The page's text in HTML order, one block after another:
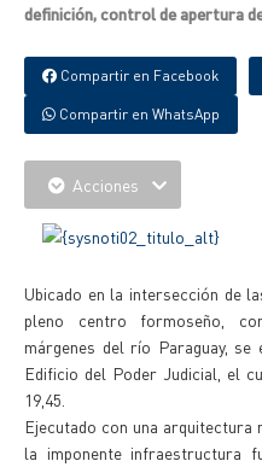
definición, control de apertura
Compartir en Facebook
Compartir en WhatsApp
Acciones
Ubicado en la intersección de
pleno centro formoseño,
márgenes del río Paraguay, se
Edificio del Poder Judicial, el
19,45.
Ejecutado con una arquitectura
la imponente infraestructura